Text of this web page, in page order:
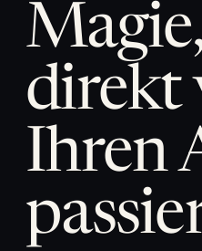
direkt
Ihren